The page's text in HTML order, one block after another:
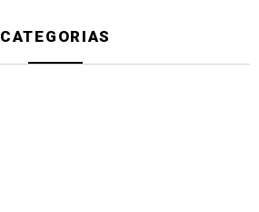
CATEGORIAS